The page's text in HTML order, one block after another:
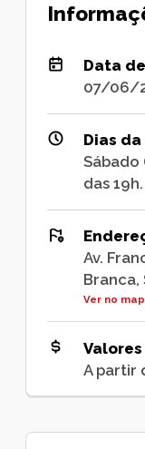
Data
07/06/
Dias
Sábado
das 19h.
Av.
Branca,
Ver no
Valores
A partir